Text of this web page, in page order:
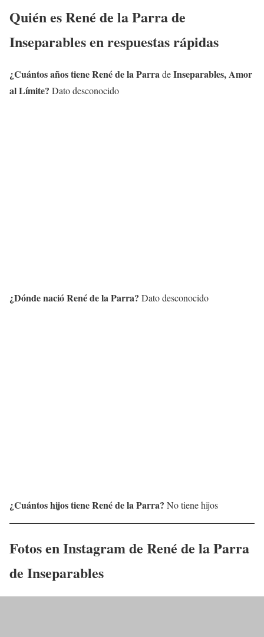
Quién esRené de la Parrade
Inseparables en respuestas rápidas
¿Cuántos años tieneRené de la ParradeInseparables, Amor
al Límite? Dato desconocido
¿Dónde nacióRené de la Parra? Dato desconocido
¿Cuántos hijos tieneRené de la Parra? No tiene hijos
Fotos en Instagram de René de la Parra
de Inseparables